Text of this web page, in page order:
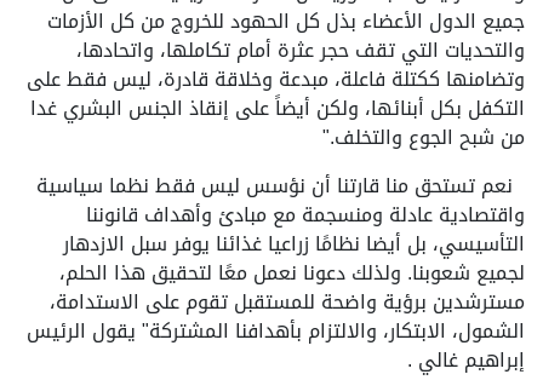
جميع الدول الأعضاء بذل كل الحهود للخروج من كل الأزمات
والتحديات التي تقف حجر عثرة أمام تكاملها، واتحادها،
وتضامنها ككتلة فاعلة، مبدعة وخلاقة قادرة، ليس فقط على
التكفل بكل أبنائها، ولكن أيضاً على إنقاذ الجنس البشري غدا
من شبح الجوع والتخلف."
نعم تستحق منا قارتنا أن نؤسس ليس فقط نظما سياسية
واقتصادية عادلة ومنسجمة مع مبادئ وأهداف قانوننا
التأسيسي، بل أيضا نظامًا زراعيا غذائنا يوفر سبل الازدهار
لجميع شعوبنا. ولذلك دعونا نعمل معًا لتحقيق هذا الحلم،
مسترشدين برؤية واضحة للمستقبل تقوم على الاستدامة،
الشمول، الابتكار، والالتزام بأهدافنا المشتركة" يقول الرئيس
إبراهيم غالي .